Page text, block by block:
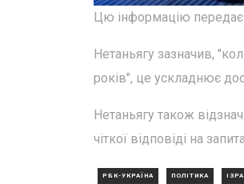
Цю інформацію передає
Нетаньягу зазначив,
років", це ускладнює
Нетаньягу також
чіткої відповіді на
РБК-УКРАЇНА ПОЛІТИКА